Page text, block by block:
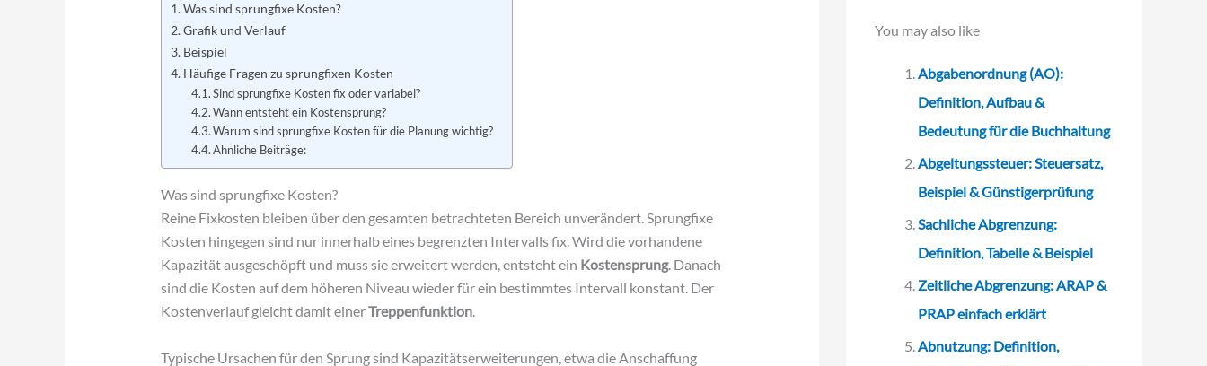
Was sind sprungfixe Kosten?
Grafik und Verlauf
Beispiel
Häufige Fragen zu sprungfixen Kosten
Sind sprungfixe Kosten fix oder variabel?
Wann entsteht ein Kostensprung?
Warum sind sprungfixe Kosten für die Planung wichtig?
Ähnliche Beiträge:
Was sind sprungfixe Kosten?
Reine Fixkosten bleiben über den gesamten betrachteten Bereich unverändert. Sprungfixe
Kosten hingegen sind nur innerhalb eines begrenzten Intervalls fix. Wird die vorhandene
Kapazität ausgeschöpft und muss sie erweitert werden, entsteht ein Kostensprung. Danach
sind die Kosten auf dem höheren Niveau wieder für ein bestimmtes Intervall konstant. Der
Kostenverlauf gleicht damit einerTreppenfunktion.
Typische Ursachen für den Sprung sind Kapazitätserweiterungen, etwa die Anschaffung
c
You may also like
Abgabenordnung (AO):
Definition, Aufbau &
Bedeutung für die Buchhaltung
Abgeltungssteuer: Steuersatz,
Beispiel & Günstigerprüfung
Sachliche Abgrenzung:
Definition, Tabelle & Beispiel
Zeitliche Abgrenzung: ARAP &
PRAP einfach erklärt
Abnutzung: Definition,